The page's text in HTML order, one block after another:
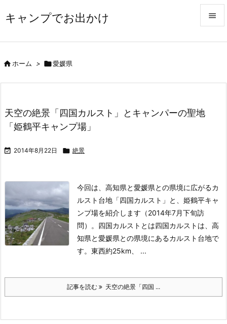
キャンプでお出かけ 
ホーム > 愛媛県
天空の絶景「四国カルスト」とキャンパーの聖地
「姫鶴平キャンプ場」
 2014年8月22日  絶景
今回は、高知県と愛媛県との県境に広がるカ
ルスト台地「四国カルスト」と、姫鶴平キャ
ンプ場を紹介します（2014年7月下旬訪
問）。 四国カルストとは四国カルストは、高
知県と愛媛県との県境にあるカルスト台地で
す。東西約25km、 ...
記事を読む 天空の絶景「四国 ...